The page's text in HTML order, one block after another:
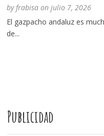
byfrabisa onjulio 7, 2026
El gazpacho andaluz es
de...
Publicidad